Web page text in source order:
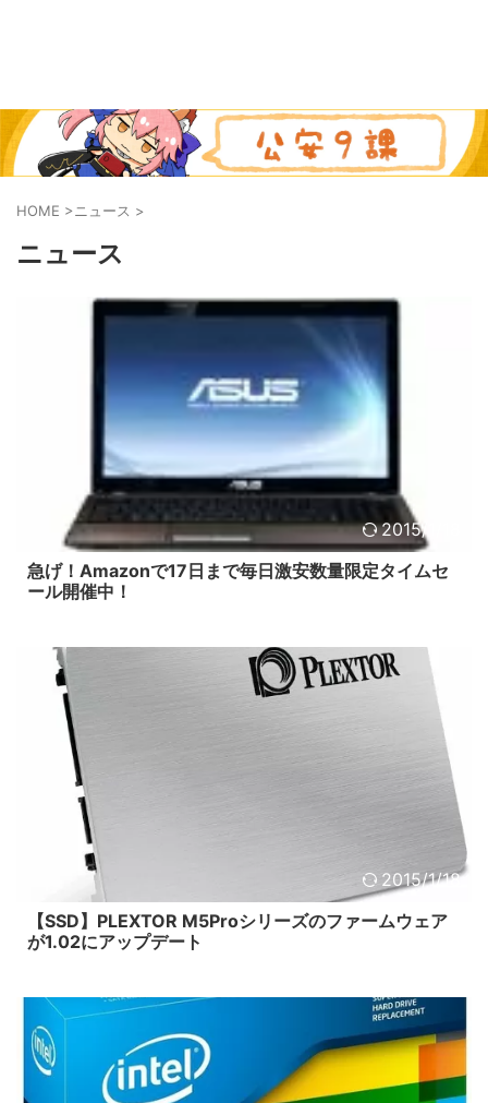
HOME >ニュース >
ニュース
2015/1/18
急げ！Amazonで17日まで毎日激安数量限定タイムセ
ール開催中！
2015/1/18
【SSD】PLEXTOR M5Proシリーズのファームウェア
が1.02にアップデート